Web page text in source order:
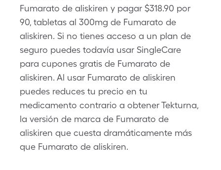
Fumarato de aliskiren y pagar $318.90 por
90, tabletas al 300mg de Fumarato de
aliskiren. Si no tienes acceso a un plan de
seguro puedes todavía usar SingleCare
para cupones gratis de Fumarato de
aliskiren. Al usar Fumarato de aliskiren
puedes reduces tu precio en tu
medicamento contrario a obtener Tekturna,
la versión de marca de Fumarato de
aliskiren que cuesta dramáticamente más
que Fumarato de aliskiren.